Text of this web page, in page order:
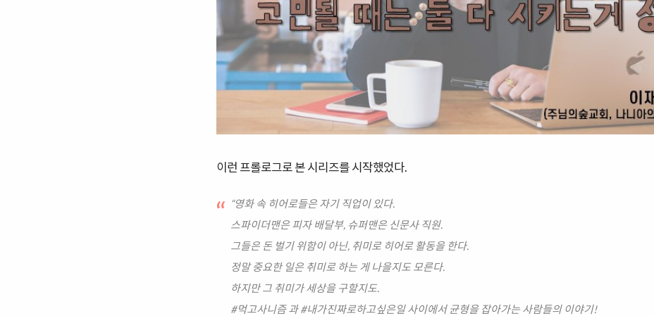
이런 프롤로그로 본 시리즈를 시작했었다.
“영화 속 히어로들은 자기 직업이 있다.
스파이더맨은 피자 배달부, 슈퍼맨은 신문사 직원.
그들은 돈 벌기 위함이 아닌, 취미로 히어로 활동을 한다.
정말 중요한 일은 취미로 하는 게 나을지도 모른다.
하지만 그 취미가 세상을 구할지도.
#먹고사니즘 과 #내가진짜로하고싶은일 사이에서 균형을 잡아가는 사람들의 이야기!